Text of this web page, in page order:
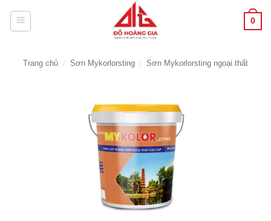
0
Trang chủ / Sơn Mykorlorsting / Sơn Mykorlorsting ngoại thất